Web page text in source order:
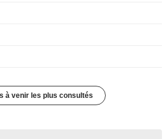
à venir les plus consultés